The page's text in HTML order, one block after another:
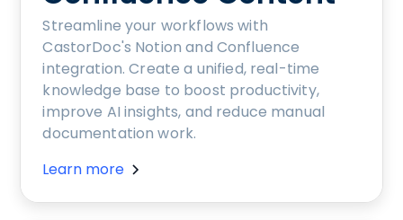
Streamline your workflows with
CastorDoc's Notion and Confluence
integration. Create a unified, real-time
knowledge base to boost productivity,
improve AI insights, and reduce manual
documentation work.
Learn more